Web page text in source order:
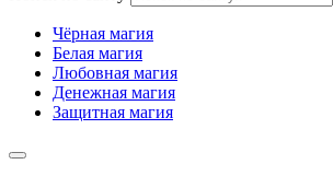
Чёрная магия
Белая магия
Любовная магия
Денежная магия
Защитная магия